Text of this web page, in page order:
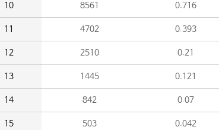
10 8561 0.716
11 4702 0.393
12 2510 0.21
13 1445 0.121
14 842 0.07
15 503 0.042